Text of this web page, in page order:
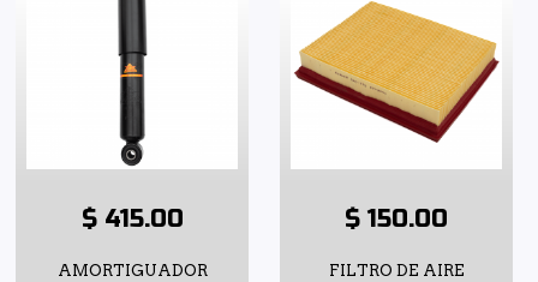
$ 415.00
AMORTIGUADOR
$ 150.00
FILTRO DE AIRE